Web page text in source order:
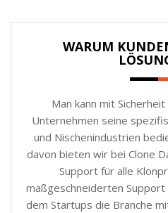
WARUM
Man kann mit
Unternehmen seine
und Nischenindustrien
davon bieten wir bei Clone
Support für alle
maßgeschneiderten
dem Startups die Branche